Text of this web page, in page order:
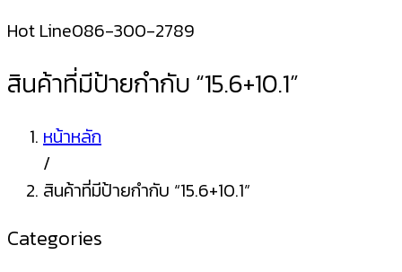
Hot Line086-300-2789
สินค้าที่มีป้ายกำกับ “15.6+10.1”
หน้าหลัก
/
สินค้าที่มีป้ายกำกับ “15.6+10.1”
Categories